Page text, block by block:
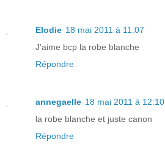
Elodie 18 mai 2011 à 11:07
J'aime bcp la robe blanche
Répondre
annegaelle 18 mai 2011 à 12:10
la robe blanche et juste canon
Répondre